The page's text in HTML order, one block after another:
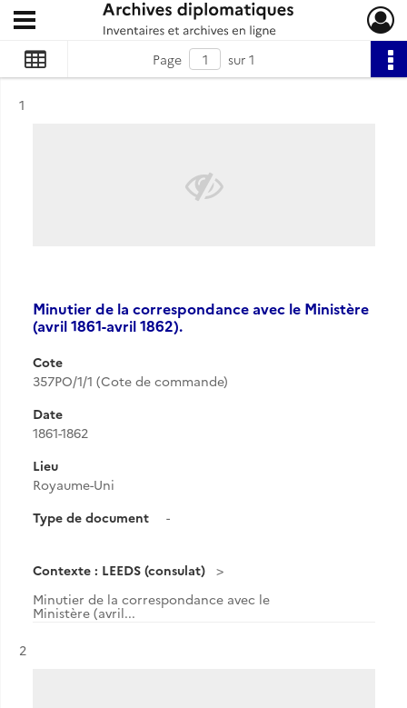
Archives diplomatiques
Ouvrir le menu déroulant
Page sur 1
Résultat n°
1
Minutier de la correspondance avec le Ministère
(avril 1861-avril 1862).
Cote
357PO/1/1 (Cote de commande)
Date
1861-1862
Lieu
Royaume-Uni
Type de document
-
Contexte : LEEDS (consulat)
Minutier de la correspondance avec le
Ministère (avril...
Résultat n°
2